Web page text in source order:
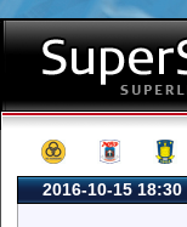
2016-10-15 18:30